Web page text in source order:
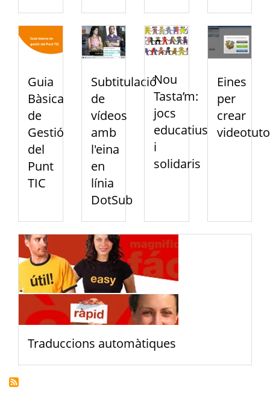
Guia
Bàsica
de
Gestió
del
Punt
TIC
Subtitulació
de
vídeos
amb
l'eina
en
línia
DotSub
Nou
Tasta’m:
jocs
educatius
i
solidaris
Eines
per
crear
Traduccions automàtiques